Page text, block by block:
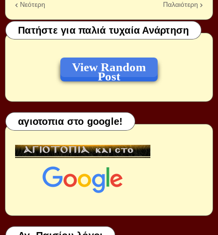
Νεότερη Παλαιότερη
Πατήστε για παλιά τυχαία Ανάρτηση
View Random
Post
αγιοτοπια στο google!